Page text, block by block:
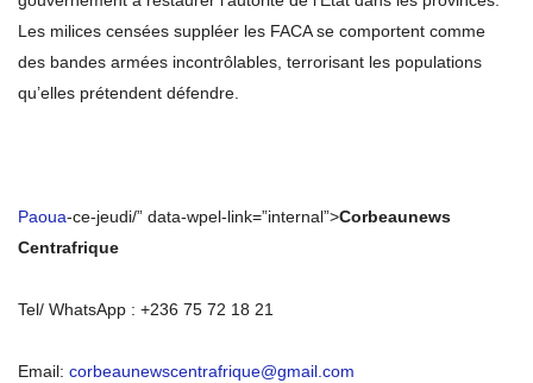
Les milices censées suppléer les FACA se comportent comme
des bandes armées incontrôlables, terrorisant les populations
qu’elles prétendent défendre.
Paoua-ce-jeudi/” data-wpel-link=”internal”>Corbeaunews
Centrafrique
Tel/ WhatsApp : +236 75 72 18 21
Email: corbeaunewscentrafrique@gmail.com